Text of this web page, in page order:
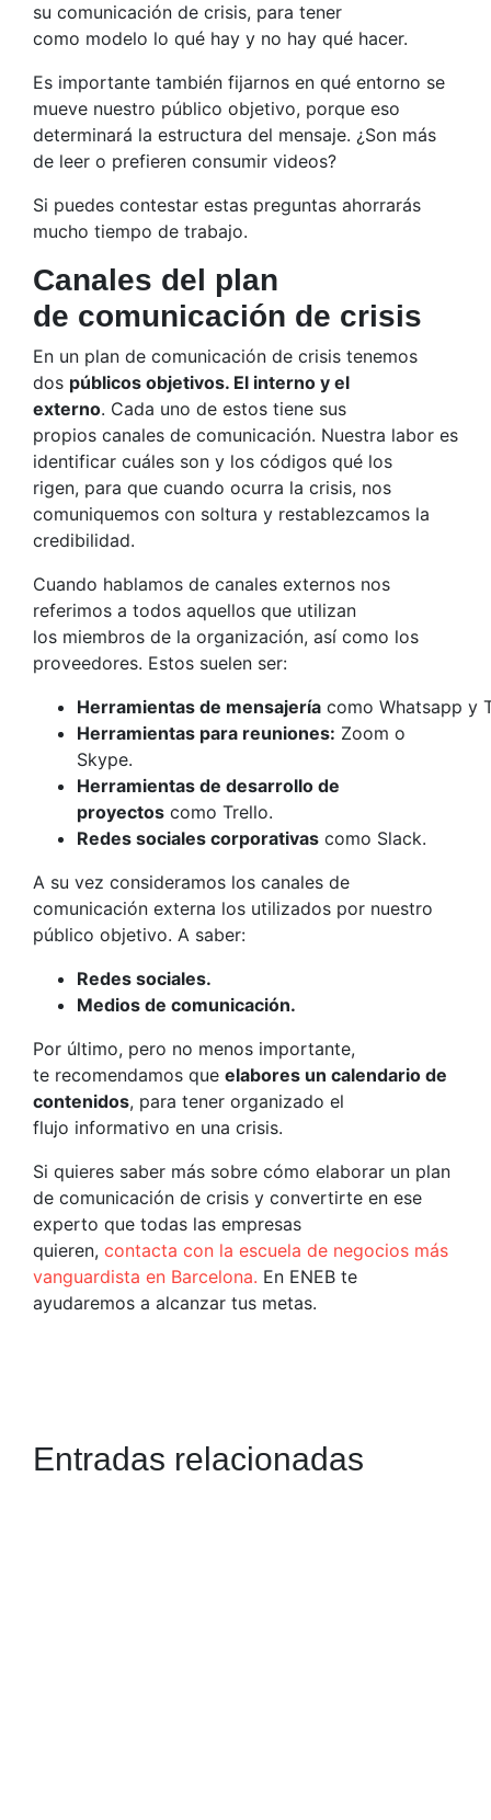
su comunicación de crisis, para tener
como modelo lo qué hay y no hay qué hacer.
Es importante también fijarnos en qué entorno se
mueve nuestro público objetivo, porque eso
determinará la estructura del mensaje. ¿Son más
de leer o prefieren consumir videos?
Si puedes contestar estas preguntas ahorrarás
mucho tiempo de trabajo.
Canales del plan
de comunicación de crisis
En un plan de comunicación de crisis tenemos
dos públicos objetivos. El interno y el
externo. Cada uno de estos tiene sus
propios canales de comunicación. Nuestra labor es
identificar cuáles son y los códigos qué los
rigen, para que cuando ocurra la crisis, nos
comuniquemos con soltura y restablezcamos la
credibilidad.
Cuando hablamos de canales externos nos
referimos a todos aquellos que utilizan
los miembros de la organización, así como los
proveedores. Estos suelen ser:
Herramientas de mensajería como Whatsapp y
Herramientas para reuniones: Zoom o
Skype.
Herramientas de desarrollo de
proyectos como Trello.
Redes sociales corporativas como Slack.
A su vez consideramos los canales de
comunicación externa los utilizados por nuestro
público objetivo. A saber:
Redes sociales.
Medios de comunicación.
Por último, pero no menos importante,
te recomendamos que elabores un calendario de
contenidos, para tener organizado el
flujo informativo en una crisis.
Si quieres saber más sobre cómo elaborar un plan
de comunicación de crisis y convertirte en ese
experto que todas las empresas
quieren, contacta con la escuela de negocios más
vanguardista en Barcelona. En ENEB te
ayudaremos a alcanzar tus metas.
Entradas relacionadas